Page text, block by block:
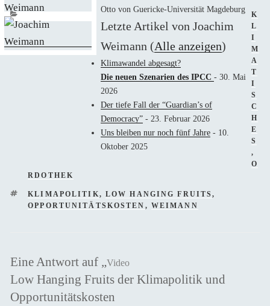
Otto von Guericke-Universität Magdeburg
Letzte Artikel von Joachim
Weimann (Alle anzeigen)
Klimawandel abgesagt?
Die neuen Szenarien des IPCC - 30. Mai
2026
Der tiefe Fall der “Guardian’s of
Democracy”- 23. Februar 2026
Uns bleiben nur noch fünf Jahre- 10.
Oktober 2025
K
L
I
M
A
T
I
S
C
H
E
S
,
O
RDOTHEK
SCHLAGWÖRTER
KLIMAPOLITIK, LOW HANGING FRUITS,
OPPORTUNITÄTSKOSTEN , WEIMANN
Eine Antwort auf „Video
Low Hanging Fruits der Klimapolitik und
Opportunitätskosten